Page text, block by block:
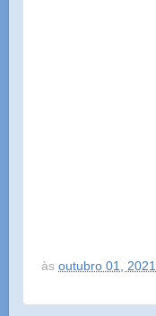
às outubro 01, 2021